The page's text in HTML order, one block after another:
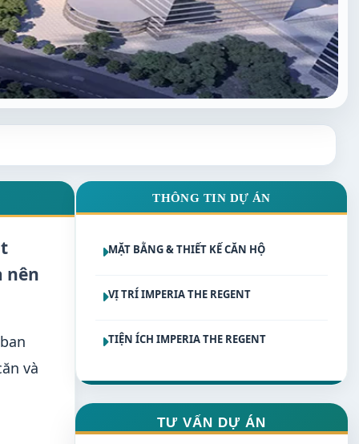
nên
và
THÔNG TIN DỰ ÁN
MẶT BẰNG & THIẾT KẾ CĂN HỘ
VỊ TRÍ IMPERIA THE REGENT
TIỆN ÍCH IMPERIA THE REGENT
TƯ VẤN DỰ ÁN